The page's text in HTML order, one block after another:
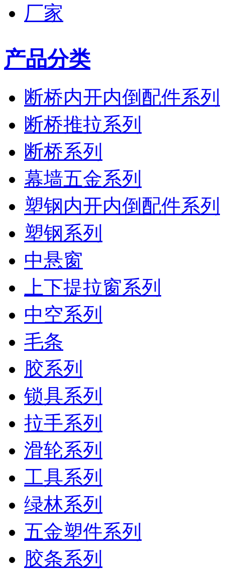
产品分类
断桥内开内倒配件系列
断桥推拉系列
断桥系列
幕墙五金系列
塑钢内开内倒配件系列
塑钢系列
中悬窗
上下提拉窗系列
中空系列
毛条
胶系列
锁具系列
拉手系列
滑轮系列
工具系列
绿林系列
五金塑件系列
胶条系列